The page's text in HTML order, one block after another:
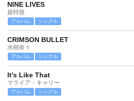
NINE LIVES
超特急
アルバム シングル
CRIMSON BULLET
水樹奈々
アルバム シングル
It's Like That
マライア・キャリー
アルバム シングル